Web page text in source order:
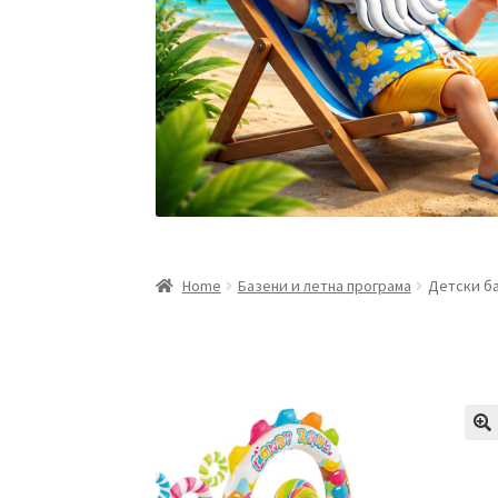
Home Базени и летна програма Детски